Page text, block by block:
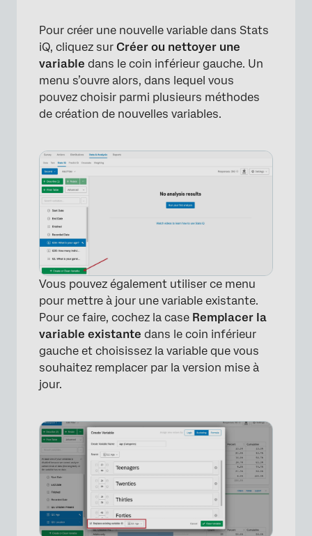
Pour créer une nouvelle variable dans Stats
iQ, cliquez sur Créer ou nettoyer une
variable dans le coin inférieur gauche. Un
menu s’ouvre alors, dans lequel vous
pouvez choisir parmi plusieurs méthodes
de création de nouvelles variables.
Vous pouvez également utiliser ce menu
pour mettre à jour une variable existante.
Pour ce faire, cochez la case Remplacer la
variable existante dans le coin inférieur
gauche et choisissez la variable que vous
souhaitez remplacer par la version mise à
jour.